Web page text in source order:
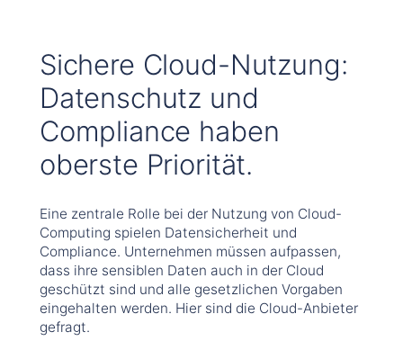
Sichere Cloud-Nutzung:
Datenschutz und
Compliance haben
oberste Priorität.
Eine zentrale Rolle bei der Nutzung von Cloud-
Computing spielen Datensicherheit und
Compliance. Unternehmen müssen aufpassen,
dass ihre sensiblen Daten auch in der Cloud
geschützt sind und alle gesetzlichen Vorgaben
eingehalten werden. Hier sind die Cloud-Anbieter
gefragt.